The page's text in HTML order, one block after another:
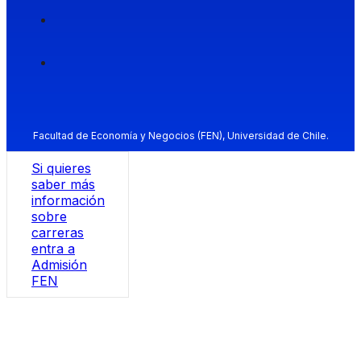
Facultad de Economía y Negocios (FEN), Universidad de Chile.
Si quieres
saber más
información
sobre
carreras
entra a
Admisión
FEN